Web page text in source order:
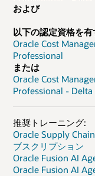
および
以下の認定資格を
Oracle Cost
Professional
または
Oracle Cost
Professional - Delta
推奨トレーニング:
Oracle Supply
ブスクリプション
Oracle Fusion AI
Oracle Fusion AI